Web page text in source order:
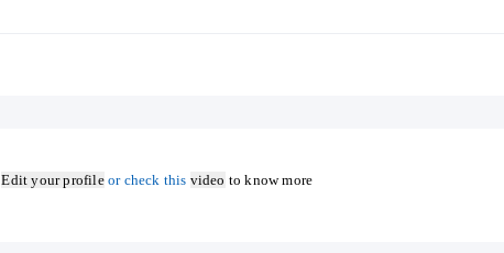
Edit your profileor check this video to know more